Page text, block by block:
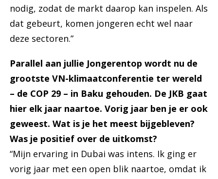
nodig, zodat de markt daarop kan inspelen. Als
dat gebeurt, komen jongeren echt wel naar
deze sectoren.”
Parallel aan jullie Jongerentop wordt nu de
grootste VN-klimaatconferentie ter wereld
– de COP 29 – in Baku gehouden. De JKB gaat
hier elk jaar naartoe. Vorig jaar ben je er ook
geweest. Wat is je het meest bijgebleven?
Was je positief over de uitkomst?
“Mijn ervaring in Dubai was intens. Ik ging er
vorig jaar met een open blik naartoe, omdat ik